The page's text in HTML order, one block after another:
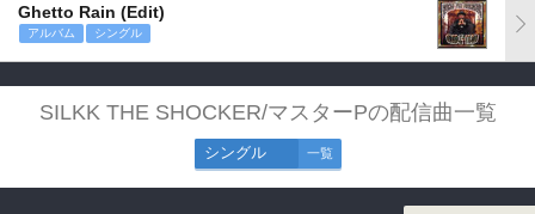
Ghetto Rain (Edit)
アルバム シングル
SILKK THE SHOCKER/マスターPの配信曲一覧
シングル 一覧